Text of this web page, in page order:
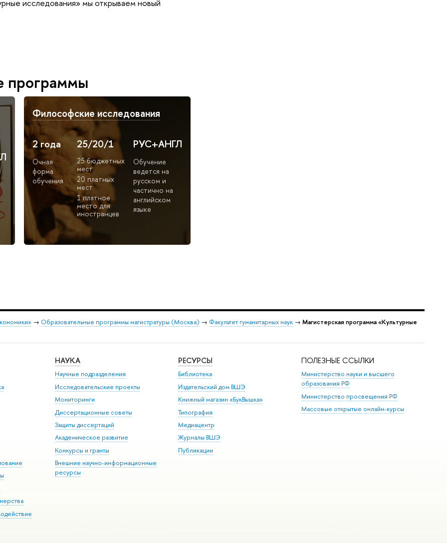
исследования» мы открываем новый
программы
Философские исследования
2 года
Очная
форма
обучения
25/20/1
25 бюджетных
мест
20 платных
мест
1 платное
место для
иностранцев
РУС+АНГЛ
Обучение
ведется на
русском и
частично на
английском
языке
→ Образовательные программы магистратуры (Москва) → Факультет гуманитарных наук→ Магистерская программа «Культурные
НАУКА
Научные подразделения
Исследовательские проекты
Мониторинги
Диссертационные советы
Защиты диссертаций
Академическое развитие
Конкурсы и гранты
Внешние научно-информационные
ресурсы
РЕСУРСЫ
Библиотека
Издательский дом ВШЭ
Книжный магазин «БукВышка»
Типография
Медиацентр
Журналы ВШЭ
Публикации
ПОЛЕЗНЫЕ ССЫЛКИ
Министерство науки и высшего
образования РФ
Министерство просвещения РФ
Массовые открытые онлайн-курсы